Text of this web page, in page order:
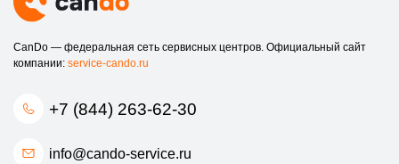
CanDo — федеральная сеть сервисных центров. Официальный сайт
компании: service-cando.ru
+7 (844) 263-62-30
info@cando-service.ru